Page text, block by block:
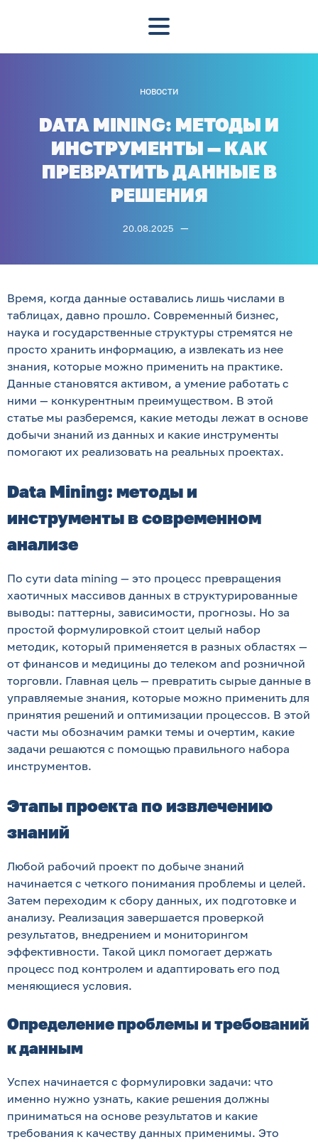
НОВОСТИ
DATA MINING: МЕТОДЫ И
ИНСТРУМЕНТЫ — КАК
ПРЕВРАТИТЬ ДАННЫЕ В
РЕШЕНИЯ
20.08.2025 —
Время, когда данные оставались лишь числами в
таблицах, давно прошло. Современный бизнес,
наука и государственные структуры стремятся не
просто хранить информацию, а извлекать из нее
знания, которые можно применить на практике.
Данные становятся активом, а умение работать с
ними — конкурентным преимуществом. В этой
статье мы разберемся, какие методы лежат в основе
добычи знаний из данных и какие инструменты
помогают их реализовать на реальных проектах.
Data Mining: методы и
инструменты в современном
анализе
По сути data mining — это процесс превращения
хаотичных массивов данных в структурированные
выводы: паттерны, зависимости, прогнозы. Но за
простой формулировкой стоит целый набор
методик, который применяется в разных областях —
от финансов и медицины до телеком and розничной
торговли. Главная цель — превратить сырые данные в
управляемые знания, которые можно применить для
принятия решений и оптимизации процессов. В этой
части мы обозначим рамки темы и очертим, какие
задачи решаются с помощью правильного набора
инструментов.
Этапы проекта по извлечению
знаний
Любой рабочий проект по добыче знаний
начинается с четкого понимания проблемы и целей.
Затем переходим к сбору данных, их подготовке и
анализу. Реализация завершается проверкой
результатов, внедрением и мониторингом
эффективности. Такой цикл помогает держать
процесс под контролем и адаптировать его под
меняющиеся условия.
Определение проблемы и требований
к данным
Успех начинается с формулировки задачи: что
именно нужно узнать, какие решения должны
приниматься на основе результатов и какие
требования к качеству данных применимы. Это